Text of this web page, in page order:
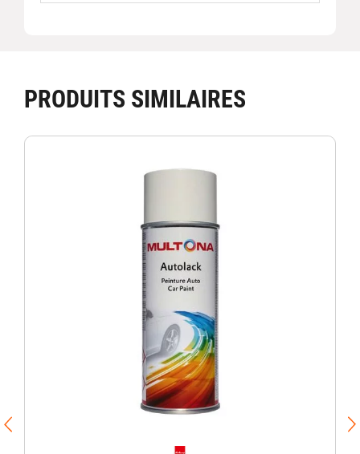
PRODUITS SIMILAIRES